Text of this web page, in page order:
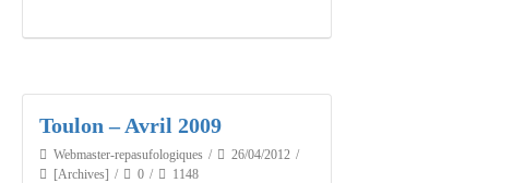
Toulon – Avril 2009
Webmaster-repasufologiques
26/04/2012
[Archives]
0 1148